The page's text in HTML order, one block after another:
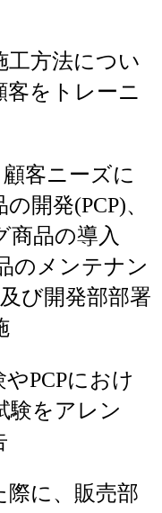
工方法につい
客をトレーニ
客ニーズに
開発(PCP)、
商品の導入
のメンテナン
び開発部部署
PCPにおけ
験をアレン
際に、販売部